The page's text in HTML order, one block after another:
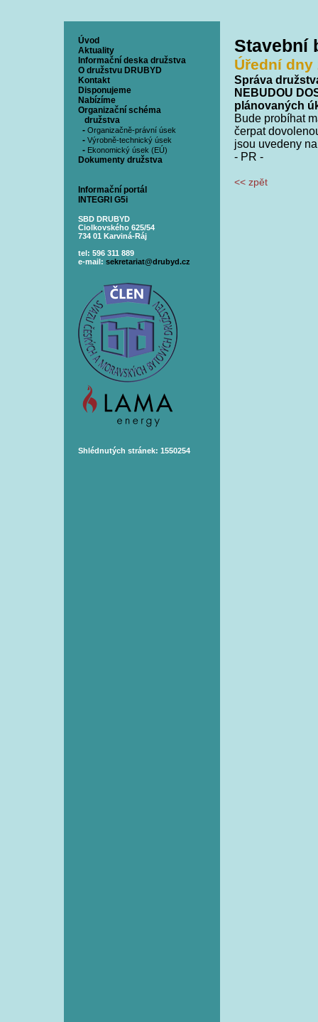
Úvod
Aktuality
Informační deska družstva
O družstvu DRUBYD
Kontakt
Disponujeme
Nabízíme
Organizační schéma
družstva
- Organizačně-právní úsek
- Výrobně-technický úsek
- Ekonomický úsek (EÚ)
Dokumenty družstva
Informační portál
INTEGRI G5i
SBD DRUBYD
Ciolkovského 625/54
734 01 Karviná-Ráj
tel: 596 311 889
e-mail: sekretariat@drubyd.cz
Shlédnutých stránek: 1550254
Stavební
Úřední dny
Správa
NEBUDOU
plánovaných
Bude probíhat
čerpat
jsou uvedeny
- PR -
<< zpět